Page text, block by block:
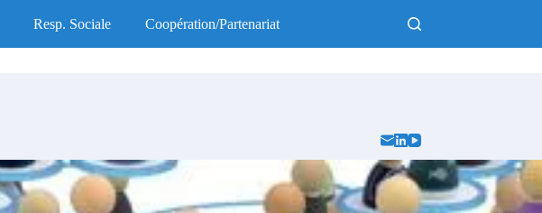
Resp. Sociale Coopération/Partenariat